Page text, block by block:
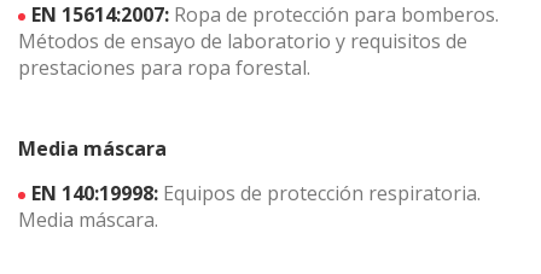
EN 15614:2007: Ropa de protección para bomberos.
Métodos de ensayo de laboratorio y requisitos de
prestaciones para ropa forestal.
Media máscara
EN 140:19998: Equipos de protección respiratoria.
Media máscara.